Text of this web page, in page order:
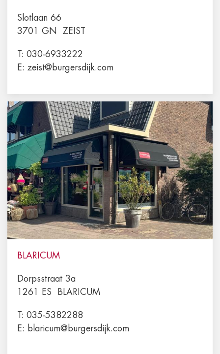
Slotlaan 66
3701 GN
ZEIST
T: 030-6933222
E: zeist@burgersdijk.com
BLARICUM
Dorpsstraat 3a
1261 ES
BLARICUM
T: 035-5382288
E:
blaricum@burgersdijk.com